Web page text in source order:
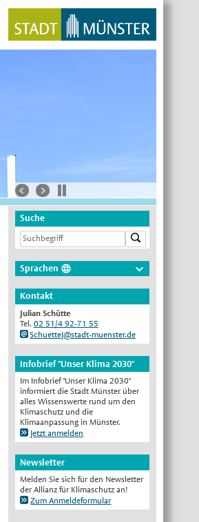
Suche
Sprachen
Deutsch
Nederlands
English
Українська
Türkçe
اللغة العربية
Français
Español
Polski
Русский
中文
Automatische Übersetzung, ohne
Gewähr auf Richtigkeit.
Kontakt
Julian Schütte
Tel. 02 51/4 92-71 55
SchuetteJ@stadt-muenster.de
Infobrief "Unser Klima 2030"
Im Infobrief "Unser Klima 2030"
informiert die Stadt Münster über
alles Wissenswerte rund um den
Klimaschutz und die
Klimaanpassung in Münster.
Jetzt anmelden
Newsletter
Melden Sie sich für den Newsletter
der Allianz für Klimaschutz an!
Zum Anmeldeformular